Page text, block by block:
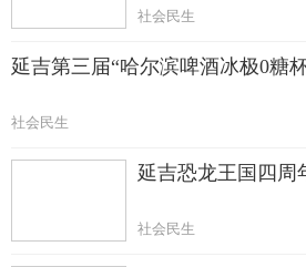
社会民生
延吉第三届“哈尔滨啤酒冰极0糖
社会民生
延吉恐龙王国四周
社会民生